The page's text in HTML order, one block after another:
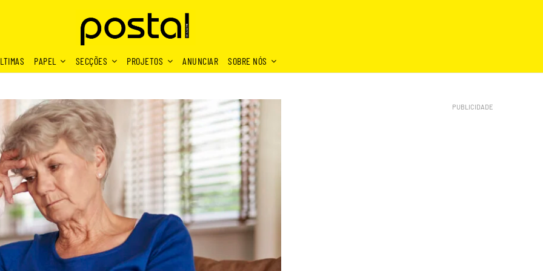
PAPEL SECÇÕES PROJETOS ANUNCIAR SOBRE NÓS